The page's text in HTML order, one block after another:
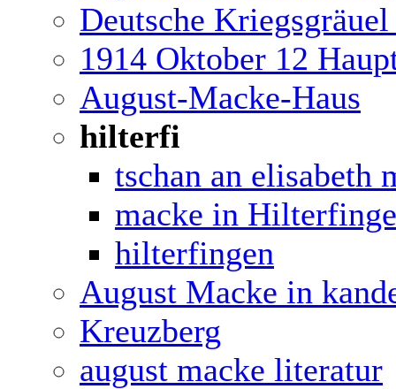
Deutsche
1914 Oktober 12
August-Macke-Haus
hilterfi
tschan an elisabeth
macke in
hilterfingen
August Macke in
Kreuzberg
august macke literatur